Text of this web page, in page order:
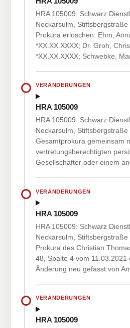
HRA 105009: Schwarz
Neckarsulm, Stiftsbergstraße
Prokura erloschen: Ehm,
*XX.XX.XXXX; Dr. Groh,
*XX.XX.XXXX; Schwebke,
VERÄNDERUNGEN
HRA 105009
HRA 105009: Schwarz
Neckarsulm, Stiftsbergstraße
Gesamtprokura gemeinsam
vertretungsberechtigten
Gesellschafter oder einem
VERÄNDERUNGEN
HRA 105009
HRA 105009: Schwarz
Neckarsulm, Stiftsbergstraße
Prokura des Christian
48, Spalte 4 vom 11.03.2021
Änderung neu gefasst von
VERÄNDERUNGEN
HRA 105009